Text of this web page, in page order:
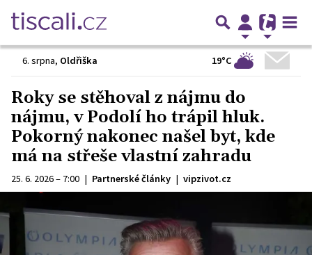
6. srpna, Oldřiška 19°C
Roky se stěhoval z nájmu do
nájmu, v Podolí ho trápil hluk.
Pokorný nakonec našel byt, kde
má na střeše vlastní zahradu
25. 6. 2026 – 7:00 | Partnerské články | vipzivot.cz